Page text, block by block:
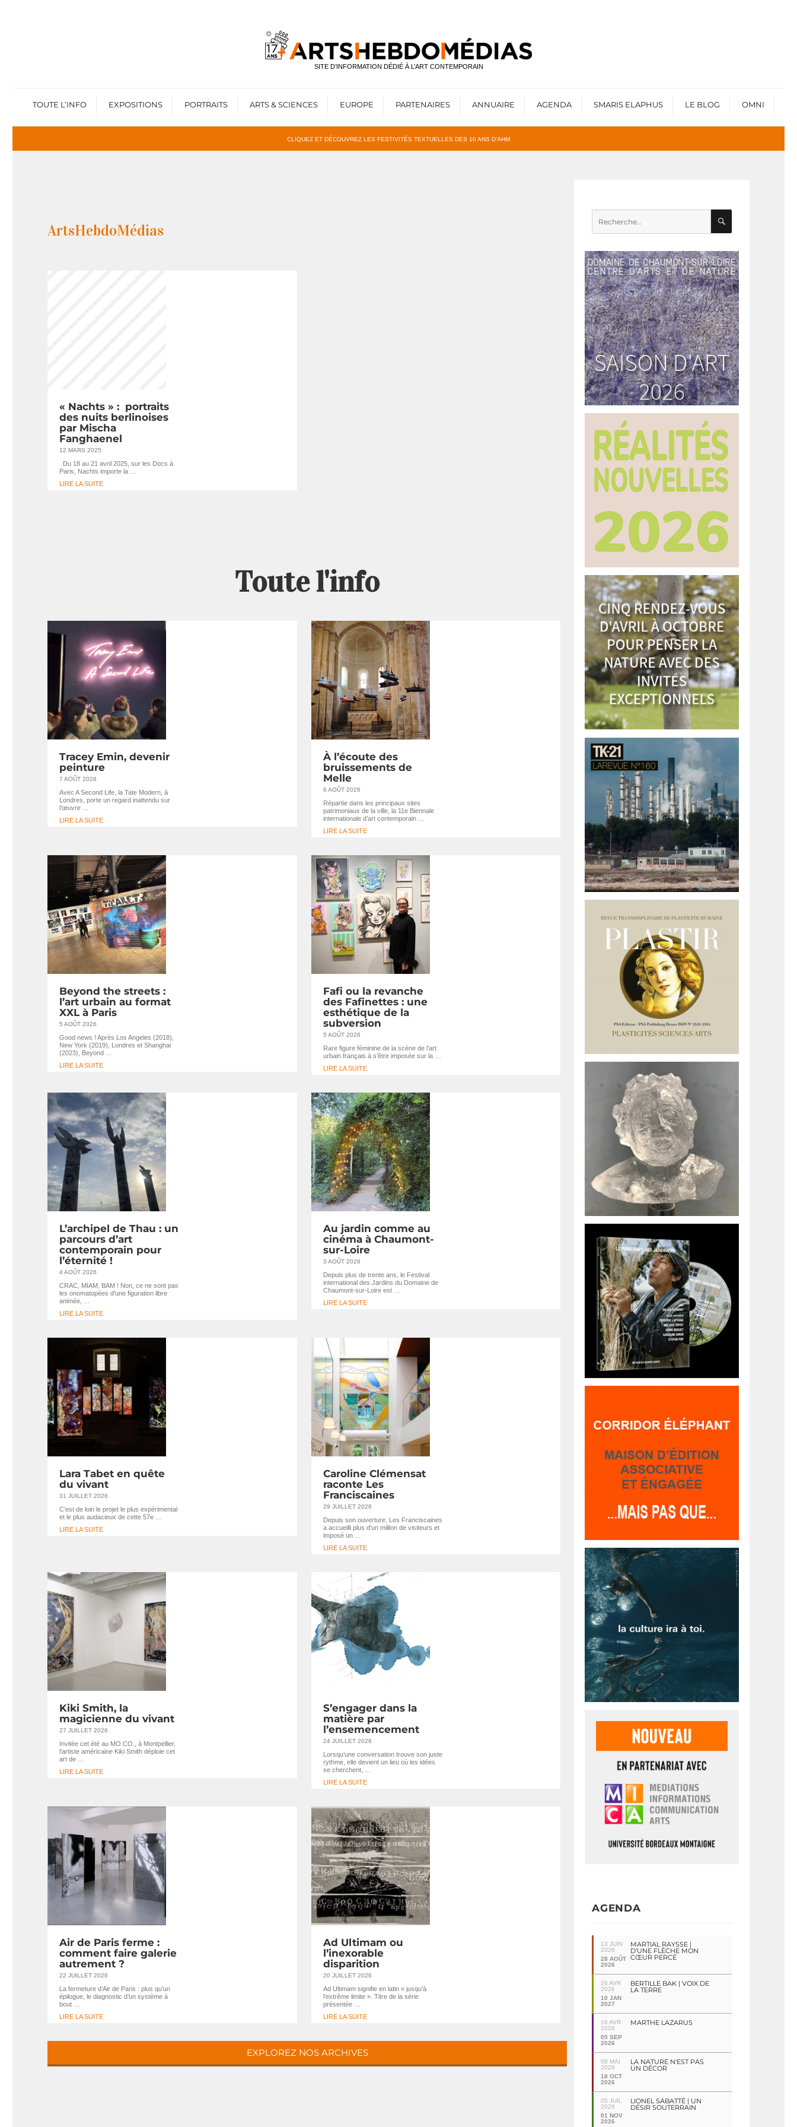
SITE D’INFORMATION DÉDIÉ À L’ART CONTEMPORAIN
TOUTE L’INFO EXPOSITIONS PORTRAITS ARTS & SCIENCES EUROPE PARTENAIRES ANNUAIRE AGENDA SMARIS ELAPHUS LE BLOG OMNI
CLIQUEZ ET DÉCOUVREZ LES FESTIVITÉS TEXTUELLES DES 10 ANS D’AHM
ArtsHebdoMédias
« Nachts » : portraits
des nuits berlinoises
par Mischa
Fanghaenel
12 MARS 2025
Du 18 au 21 avril 2025, sur les Docs à
Paris, Nachts importe la …
LIRE LA SUITE
Toute l'info
Tracey Emin, devenir
peinture
7 AOÛT 2026
Avec A Second Life, la Tate Modern, à
Londres, porte un regard inattendu sur
l’œuvre …
LIRE LA SUITE
À l’écoute des
bruissements de
Melle
6 AOÛT 2026
Répartie dans les principaux sites
patrimoniaux de la ville, la 11e Biennale
internationale d’art contemporain …
LIRE LA SUITE
Beyond the streets :
l’art urbain au format
XXL à Paris
5 AOÛT 2026
Good news ! Après Los Angeles (2018),
New York (2019), Londres et Shanghai
(2023), Beyond …
LIRE LA SUITE
Fafi ou la revanche
des Fafinettes : une
esthétique de la
subversion
5 AOÛT 2026
Rare figure féminine de la scène de l’art
urbain français à s’être imposée sur la …
LIRE LA SUITE
L’archipel de Thau : un
parcours d’art
contemporain pour
l’éternité !
4 AOÛT 2026
CRAC, MIAM, BAM ! Non, ce ne sont pas
les onomatopées d’une figuration libre
animée, …
LIRE LA SUITE
Au jardin comme au
cinéma à Chaumont-
sur-Loire
3 AOÛT 2026
Depuis plus de trente ans, le Festival
international des Jardins du Domaine de
Chaumont-sur-Loire est …
LIRE LA SUITE
Lara Tabet en quête
du vivant
31 JUILLET 2026
C’est de loin le projet le plus expérimental
et le plus audacieux de cette 57e …
LIRE LA SUITE
Caroline Clémensat
raconte Les
Franciscaines
29 JUILLET 2026
Depuis son ouverture, Les Franciscaines
a accueilli plus d’un million de visiteurs et
imposé un …
LIRE LA SUITE
Kiki Smith, la
magicienne du vivant
27 JUILLET 2026
Invitée cet été au MO.CO., à Montpellier,
l’artiste américaine Kiki Smith déploie cet
art de …
LIRE LA SUITE
S’engager dans la
matière par
l’ensemencement
24 JUILLET 2026
Lorsqu’une conversation trouve son juste
rythme, elle devient un lieu où les idées
se cherchent, …
LIRE LA SUITE
Air de Paris ferme :
comment faire galerie
autrement ?
22 JUILLET 2026
La fermeture d’Air de Paris : plus qu’un
épilogue, le diagnostic d’un système à
bout …
LIRE LA SUITE
Ad Ultimam ou
l’inexorable
disparition
20 JUILLET 2026
Ad Ultimam signifie en latin « jusqu’à
l’extrême limite ». Titre de la série
présentée …
LIRE LA SUITE
EXPLOREZ NOS ARCHIVES
Recherche
pour :
AGENDA
13 JUIN
2026
28 AOÛT
2026
MARTIAL RAYSSE |
D’UNE FLÈCHE MON
CŒUR PERCÉ
26 AVR
2026
10 JAN
2027
BERTILLE BAK | VOIX DE
LA TERRE
16 AVR
2026
05 SEP
2026
MARTHE LAZARUS
08 MAI
2026
18 OCT
2026
LA NATURE N'EST PAS
UN DÉCOR
05 JUIL
2026
01 NOV
2026
LIONEL SABATTÉ | UN
DÉSIR SOUTERRAIN